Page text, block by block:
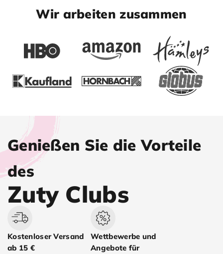
Wir arbeiten zusammen
Genießen Sie die Vorteile
des
Zuty Clubs
Kostenloser Versand
ab 15 €
Wettbewerbe und
Angebote für